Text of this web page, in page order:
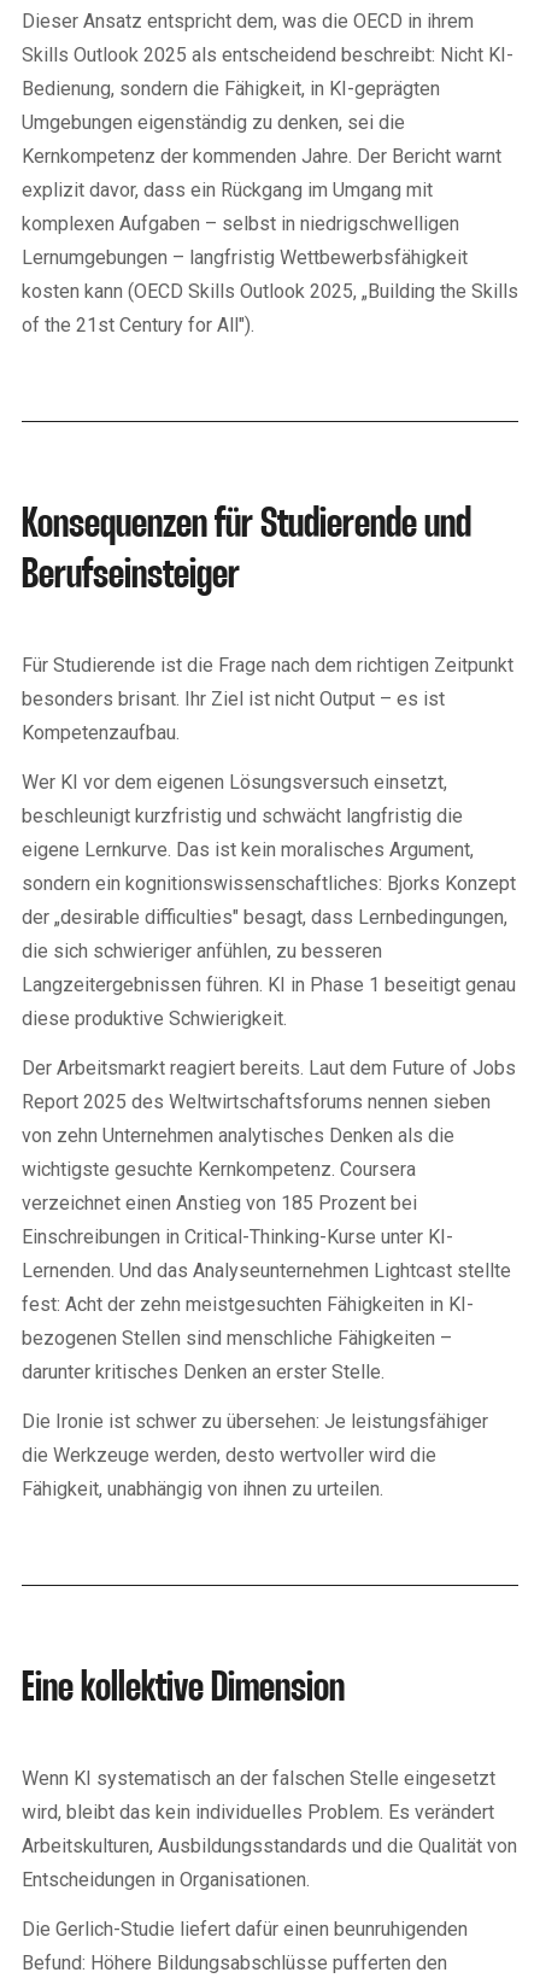
Dieser Ansatz entspricht dem, was die OECD in ihrem
Skills Outlook 2025 als entscheidend beschreibt: Nicht KI-
Bedienung, sondern die Fähigkeit, in KI-geprägten
Umgebungen eigenständig zu denken, sei die
Kernkompetenz der kommenden Jahre. Der Bericht warnt
explizit davor, dass ein Rückgang im Umgang mit
komplexen Aufgaben – selbst in niedrigschwelligen
Lernumgebungen – langfristig Wettbewerbsfähigkeit
kosten kann (OECD Skills Outlook 2025, „Building the Skills
of the 21st Century for All").
Konsequenzen für Studierende und
Berufseinsteiger
Für Studierende ist die Frage nach dem richtigen Zeitpunkt
besonders brisant. Ihr Ziel ist nicht Output – es ist
Kompetenzaufbau.
Wer KI vor dem eigenen Lösungsversuch einsetzt,
beschleunigt kurzfristig und schwächt langfristig die
eigene Lernkurve. Das ist kein moralisches Argument,
sondern ein kognitionswissenschaftliches: Bjorks Konzept
der „desirable difficulties" besagt, dass Lernbedingungen,
die sich schwieriger anfühlen, zu besseren
Langzeitergebnissen führen. KI in Phase 1 beseitigt genau
diese produktive Schwierigkeit.
Der Arbeitsmarkt reagiert bereits. Laut dem Future of Jobs
Report 2025 des Weltwirtschaftsforums nennen sieben
von zehn Unternehmen analytisches Denken als die
wichtigste gesuchte Kernkompetenz. Coursera
verzeichnet einen Anstieg von 185 Prozent bei
Einschreibungen in Critical-Thinking-Kurse unter KI-
Lernenden. Und das Analyseunternehmen Lightcast stellte
fest: Acht der zehn meistgesuchten Fähigkeiten in KI-
bezogenen Stellen sind menschliche Fähigkeiten –
darunter kritisches Denken an erster Stelle.
Die Ironie ist schwer zu übersehen: Je leistungsfähiger
die Werkzeuge werden, desto wertvoller wird die
Fähigkeit, unabhängig von ihnen zu urteilen.
Eine kollektive Dimension
Wenn KI systematisch an der falschen Stelle eingesetzt
wird, bleibt das kein individuelles Problem. Es verändert
Arbeitskulturen, Ausbildungsstandards und die Qualität von
Entscheidungen in Organisationen.
Die Gerlich-Studie liefert dafür einen beunruhigenden
Befund: Höhere Bildungsabschlüsse pufferten den